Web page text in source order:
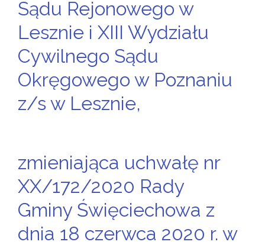
Sądu Rejonowego w
Lesznie i XIII Wydziału
Cywilnego Sądu
Okręgowego w Poznaniu
z/s w Lesznie,
zmieniająca uchwałę nr
XX/172/2020 Rady
Gminy Święciechowa z
dnia 18 czerwca 2020 r. w